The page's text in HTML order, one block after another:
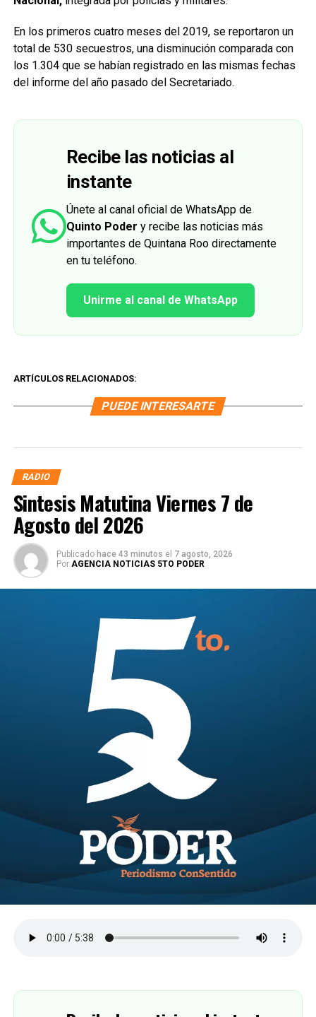
En los primeros cuatro meses del 2019, se reportaron un
total de 530 secuestros, una disminución comparada con
los 1.304 que se habían registrado en las mismas fechas
del informe del año pasado del Secretariado.
Recibe las noticias al
instante
Únete al canal oficial de WhatsApp de
Quinto Poder y recibe las noticias más
importantes de Quintana Roo directamente
en tu teléfono.
Unirme al canal de WhatsApp
ARTÍCULOS RELACIONADOS:
PUEDE INTERESARTE
RADIO
Sintesis Matutina Viernes 7 de
Agosto del 2026
Publicado hace 43 minutos el 7 agosto, 2026
Por AGENCIA NOTICIAS 5TO PODER